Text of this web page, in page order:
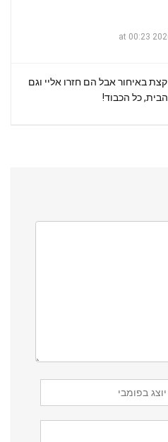
באיחור אבל הם חזרו אליי וגם
כל הכבוד!